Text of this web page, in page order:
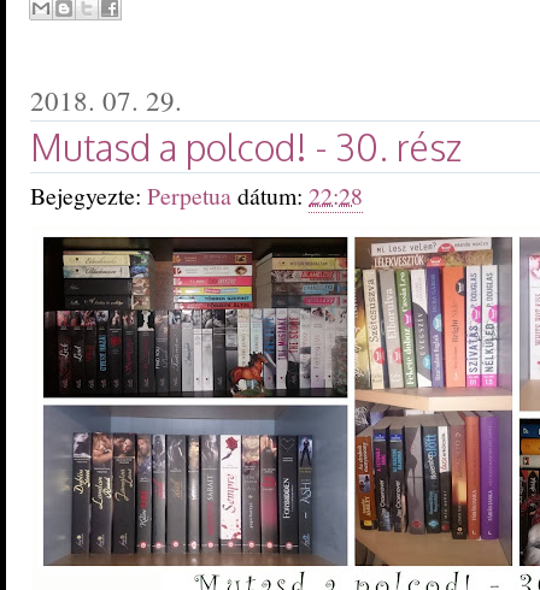
2018. 07. 29.
Mutasd a polcod! - 30. rész
Bejegyezte: Perpetuadátum: 22:28